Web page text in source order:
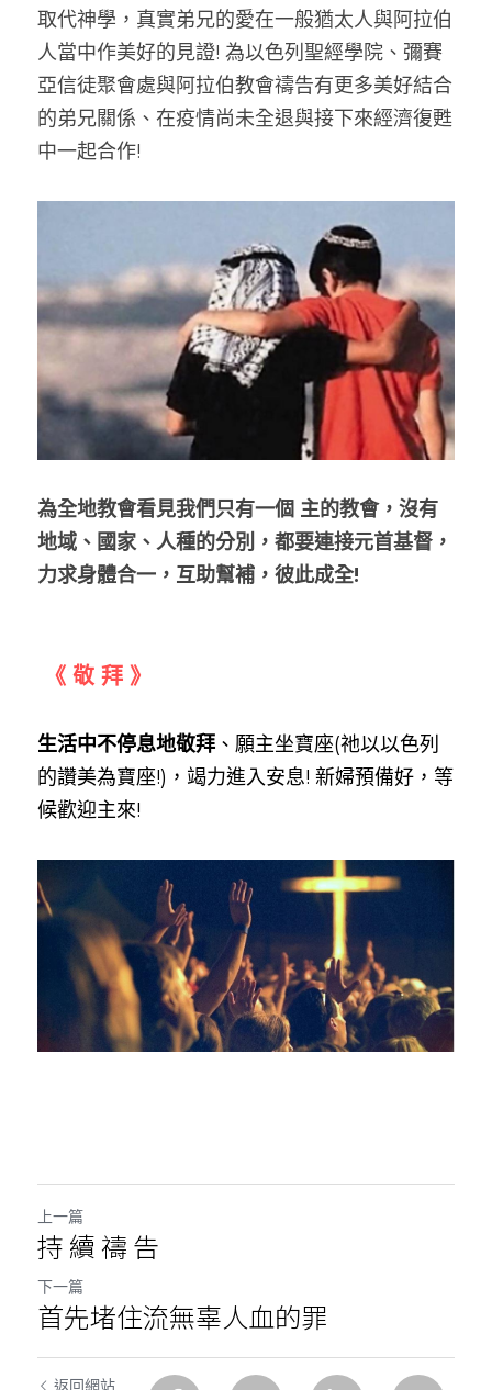
取代神學，真實弟兄的愛在一般猶太人與阿拉伯
人當中作美好的見證! 為以色列聖經學院、彌賽
亞信徒聚會處與阿拉伯教會禱告有更多美好結合
的弟兄關係、在疫情尚未全退與接下來經濟復甦
中一起合作!
為全地教會看見我們只有一個 主的教會，沒有
地域、國家、人種的分別，都要連接元首基督，
力求身體合一，互助幫補，彼此成全!
《 敬 拜 》
生活中不停息地敬拜 、願主坐寶座(祂以以色列
的讚美為寶座!)，竭力進入安息! 新婦預備好，等
候歡迎主來!
上一篇
持 續 禱 告
下一篇
首先堵住流無辜人血的罪
返回網站